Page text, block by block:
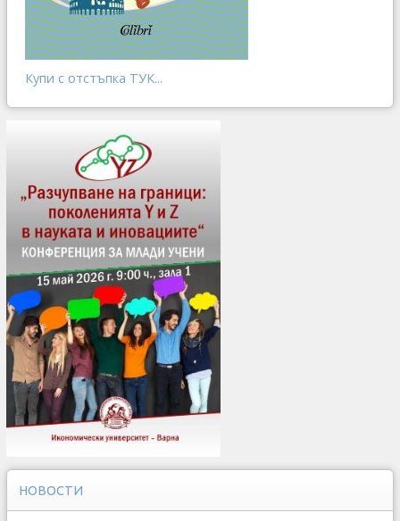
Купи с отстъпка ТУК...
НОВОСТИ